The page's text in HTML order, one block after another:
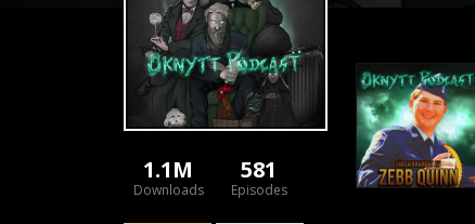
1.1M
Downloads
581
Episodes